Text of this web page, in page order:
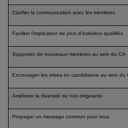
Clarifier la communication avec les membres
Faciliter l’implication de plus d’individus qualifiés
Supporter de nouveaux membres au sein du CA
Encourager les mises en candidature au sein du
Améliorer la diversité de nos dirigeants
Propager un message commun pour tous